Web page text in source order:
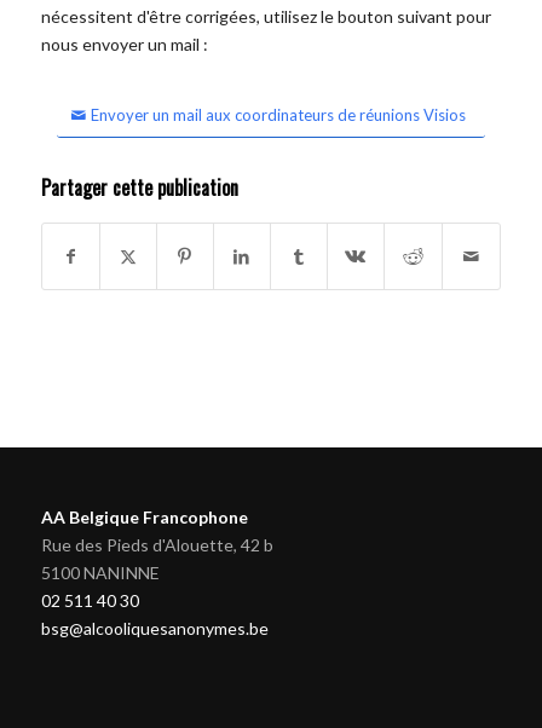
nécessitent d'être corrigées, utilisez le bouton suivant pour
nous envoyer un mail :
Envoyer un mail aux coordinateurs de réunions Visios
Partager cette publication
AA Belgique Francophone
Rue des Pieds d'Alouette, 42 b
5100 NANINNE
02 511 40 30
bsg@alcooliquesanonymes.be